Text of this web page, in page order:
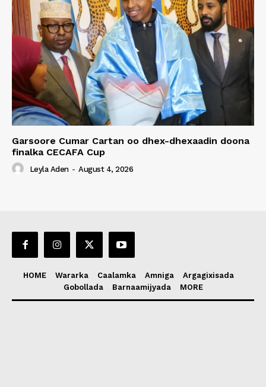
Garsoore Cumar Cartan oo dhex-dhexaadin doona
finalka CECAFA Cup
Leyla Aden - August 4, 2026
HOME Wararka Caalamka Amniga
Argagixisada
Gobollada
Barnaamijyada MORE